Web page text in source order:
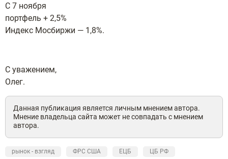
С 7 ноября
портфель + 2,5%
Индекс Мосбиржи — 1,8%.
С уважением,
Олег.
Данная публикация является личным мнением автора.
Мнение владельца сайта может не совпадать с мнением
автора.
рынок - взгляд ФРС США ЕЦБ ЦБ РФ